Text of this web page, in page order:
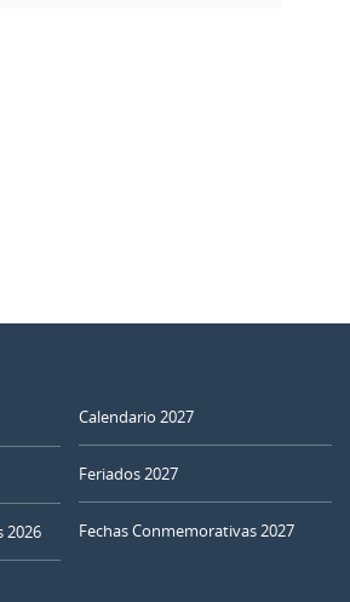
2026
Calendario 2027
Feriados 2027
Fechas Conmemorativas 2027